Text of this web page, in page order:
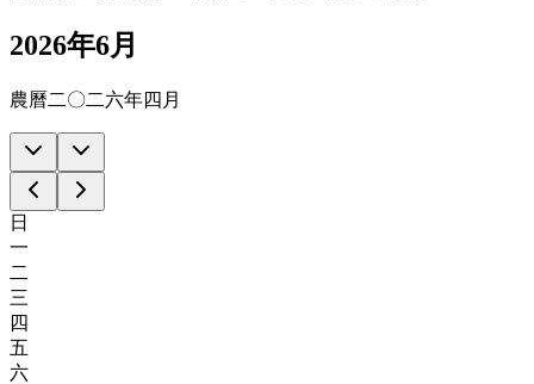
2026年6月
農曆二〇二六年四月
日
一
二
三
四
五
六